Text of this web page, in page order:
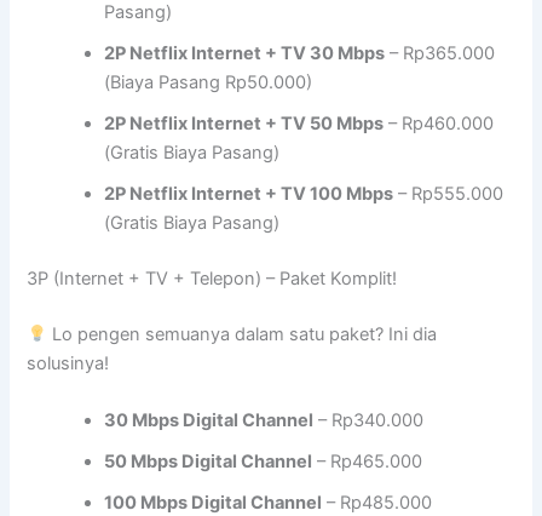
Pasang)
2P Netflix Internet + TV 30 Mbps – Rp365.000
(Biaya Pasang Rp50.000)
2P Netflix Internet + TV 50 Mbps – Rp460.000
(Gratis Biaya Pasang)
2P Netflix Internet + TV 100 Mbps – Rp555.000
(Gratis Biaya Pasang)
3P (Internet + TV + Telepon) – Paket Komplit!
Lo pengen semuanya dalam satu paket? Ini dia
solusinya!
30 Mbps Digital Channel – Rp340.000
50 Mbps Digital Channel – Rp465.000
100 Mbps Digital Channel – Rp485.000